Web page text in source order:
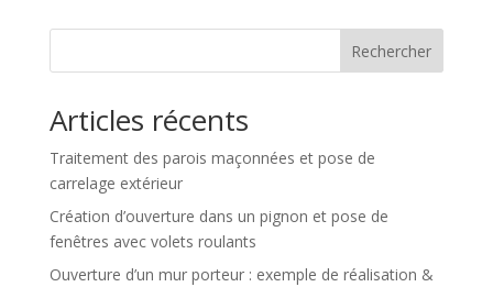
Rechercher
Articles récents
Traitement des parois maçonnées et pose de
carrelage extérieur
Création d’ouverture dans un pignon et pose de
fenêtres avec volets roulants
Ouverture d’un mur porteur : exemple de réalisation &